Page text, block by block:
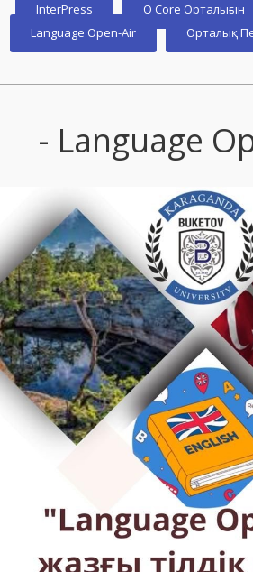
InterPress Q Core Орталығын
Language Open-Air
Орталық
- Language